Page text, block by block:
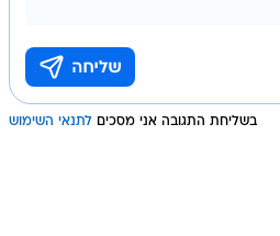
בשליחת התגובה אני מסכים לתנאי השימוש